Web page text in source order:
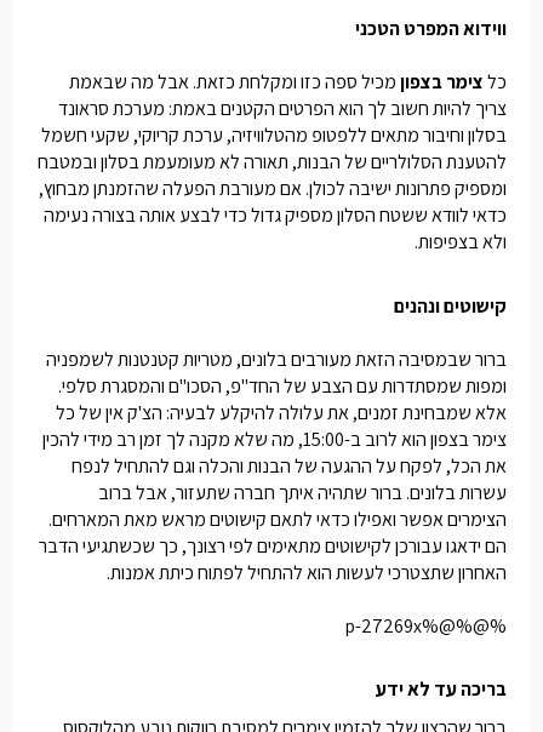
ווידוא המפרט הטכני
כלצימר בצפוןמכיל ספה כזו ומקלחת כזאת. אבל מה שבאמת
צריך להיות חשוב לך הוא הפרטים הקטנים באמת: מערכת סראונד
בסלון וחיבור מתאים ללפטופ מהטלוויזיה, ערכת קריוקי, שקעי חשמל
להטענת הסלולריים של הבנות, תאורה לא מעומעמת בסלון ובמטבח
ומספיק פתרונות ישיבה לכולן. אם מעורבת הפעלה שהזמנתן מבחוץ,
כדאי לוודא ששטח הסלון מספיק גדול כדי לבצע אותה בצורה נעימה
ולא בצפיפות.
קישוטים ונהנים
ברור שבמסיבה הזאת מעורבים בלונים, מטריות קטנטנות לשמפניה
ומפות שמסתדרות עם הצבע של החד"פ, הסכו"ם והמסגרת סלפי.
אלא שמבחינת זמנים, את עלולה להיקלע לבעיה: הצ'ק אין של כל
צימר בצפון הוא לרוב ב-15:00, מה שלא מקנה לך זמן רב מידי להכין
את הכל, לפקח על ההגעה של הבנות והכלה וגם להתחיל לנפח
עשרות בלונים. ברור שתהיה איתך חברה שתעזור, אבל ברוב
הצימרים אפשר ואפילו כדאי לתאם קישוטים מראש מאת המארחים.
הם ידאגו עבורכן לקישוטים מתאימים לפי רצונך, כך שכשתגיעי הדבר
האחרון שתצטרכי לעשות הוא להתחיל לפתוח כיתת אמנות.
%@%@%p-27269x
בריכה עד לא ידע